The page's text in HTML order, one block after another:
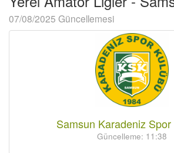
07/08/2025 Güncellemesi
Samsun Karadeniz
Güncelleme: 11:38